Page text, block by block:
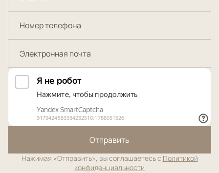
Отправить
Нажимая «Отправить», вы соглашаетесь с Политикой
конфиденциальности